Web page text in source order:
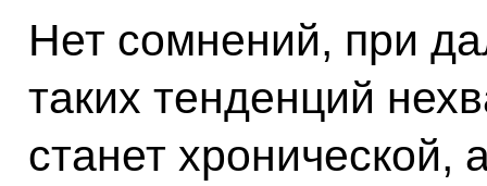
Нет сомнений, при
таких тенденций
станет хронической,